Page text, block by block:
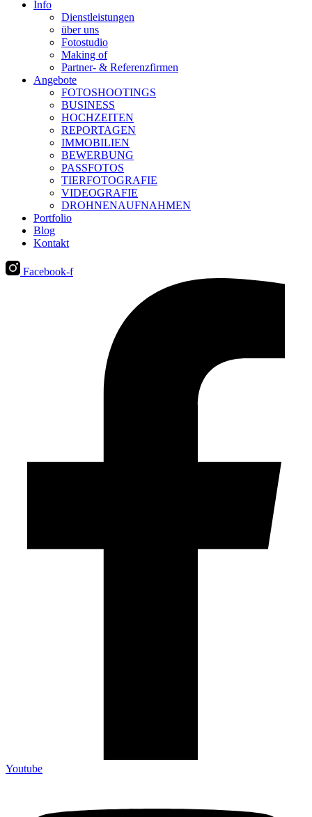
Info
Dienstleistungen
über uns
Fotostudio
Making of
Partner- & Referenzfirmen
Angebote
FOTOSHOOTINGS
BUSINESS
HOCHZEITEN
REPORTAGEN
IMMOBILIEN
BEWERBUNG
PASSFOTOS
TIERFOTOGRAFIE
VIDEOGRAFIE
DROHNENAUFNAHMEN
Portfolio
Blog
Kontakt
Facebook-f
Youtube